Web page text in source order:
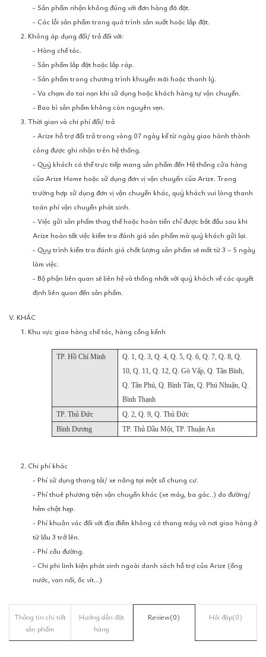
- Sản phẩm nhận không đúng với đơn hàng đã đặt.
- Các lỗi sản phẩm trong quá trình sản xuất hoặc lắp đặt.
2. Không áp dụng đổi/ trả đối với:
- Hàng chế tác.
- Sản phẩm lắp đặt hoặc lắp ráp.
- Sản phẩm trong chương trình khuyến mãi hoặc thanh lý.
- Va chạm do tai nạn khi sử dụng hoặc khách hàng tự vận chuyển.
- Bao bì sản phẩm không còn nguyên vẹn.
3. Thời gian và chi phí đổi/ trả
- Arize hỗ trợ đổi trả trong vòng 07 ngày kể từ ngày giao hành thành
công được ghi nhận trên hệ thống.
- Quý khách có thể trực tiếp mang sản phẩm đến Hệ thống cửa hàng
của Arize Home hoặc sử dụng đơn vị vận chuyển của Arize. Trong
trường hợp sử dụng đơn vị vận chuyển khác, quý khách vui lòng thanh
toán phí vận chuyển phát sinh.
- Việc gửi sản phẩm thay thế hoặc hoàn tiền chỉ được bắt đầu sau khi
Arize hoàn tất việc kiểm tra đánh giá sản phẩm mà quý khách gửi lại.
- Quy trình kiểm tra đánh giá chất lượng sản phẩm sẽ mất từ 3 – 5 ngày
làm việc.
- Bộ phận liên quan sẽ liên hệ và thống nhất với quý khách về các quyết
định liên quan đến sản phẩm.
V. KHÁC
1. Khu vực giao hàng chế tác, hàng cồng kềnh
TP. Hồ Chí Minh
Q. 1, Q. 3, Q. 4, Q. 5, Q. 6, Q. 7, Q. 8, Q.
10, Q. 11, Q. 12, Q. Gò Vấp, Q. Tân Bình,
Q. Tân Phú, Q. Bình Tân, Q. Phú Nhuận, Q.
Bình Thạnh
TP. Thủ Đức
Q. 2, Q. 9, Q. Thủ Đức
Bình Dương
TP. Thủ Dầu Một, TP. Thuận An
2. Chi phí khác
- Phí sử dụng thang tải/ xe nâng tại một số chung cư.
- Phí thuê phương tiện vận chuyển khác (xe máy, ba gác..) do đường/
hẻm chật hẹp.
- Phí khuân vác đối với địa điểm không có thang máy và nơi giao hàng ở
từ lầu 3 trở lên.
- Phí cầu đường.
- Chi phi linh kiện phát sinh ngoài danh sách hỗ trợ của Arize (ống
nước, van nối, ốc vít…)
Thông tin chi tiết
sản phẩm
Hướng dẫn đặt
hàng
Review(0) Hỏi đáp(0)